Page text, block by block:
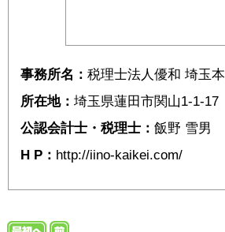
事務所名： 税理士法人優和 埼玉
所在地： 埼玉県蓮田市関山1-1-17
公認会計士・税理士： 飯野 雪男
H P： http://iino-kaikei.com/